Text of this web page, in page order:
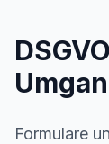
Formulare